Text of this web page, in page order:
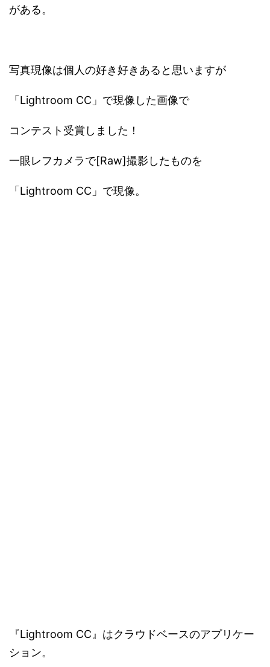
がある。
写真現像は個人の好き好きあると思いますが
「Lightroom CC」で現像した画像で
コンテスト受賞しました！
一眼レフカメラで[Raw]撮影したものを
「Lightroom CC」で現像。
『Lightroom CC』はクラウドベースのアプリケー
ション。